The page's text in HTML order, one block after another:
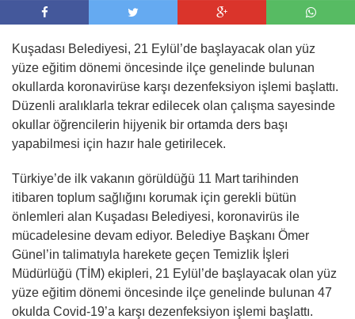
Kuşadası Belediyesi, 21 Eylül’de başlayacak olan yüz
yüze eğitim dönemi öncesinde ilçe genelinde bulunan
okullarda koronavirüse karşı dezenfeksiyon işlemi başlattı.
Düzenli aralıklarla tekrar edilecek olan çalışma sayesinde
okullar öğrencilerin hijyenik bir ortamda ders başı
yapabilmesi için hazır hale getirilecek.
Türkiye’de ilk vakanın görüldüğü 11 Mart tarihinden
itibaren toplum sağlığını korumak için gerekli bütün
önlemleri alan Kuşadası Belediyesi, koronavirüs ile
mücadelesine devam ediyor. Belediye Başkanı Ömer
Günel’in talimatıyla harekete geçen Temizlik İşleri
Müdürlüğü (TİM) ekipleri, 21 Eylül’de başlayacak olan yüz
yüze eğitim dönemi öncesinde ilçe genelinde bulunan 47
okulda Covid-19’a karşı dezenfeksiyon işlemi başlattı.